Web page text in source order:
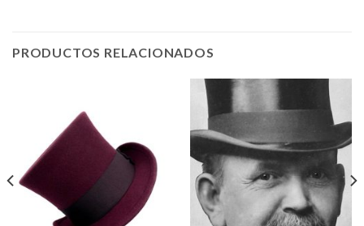
PRODUCTOS RELACIONADOS